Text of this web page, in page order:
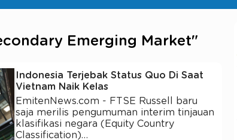
Emerging Market"
Indonesia Terjebak Status Quo Di Saat
Vietnam Naik Kelas
EmitenNews.com - FTSE Russell baru
saja merilis pengumuman interim tinjauan
klasifikasi negara (Equity Country
Classification)…